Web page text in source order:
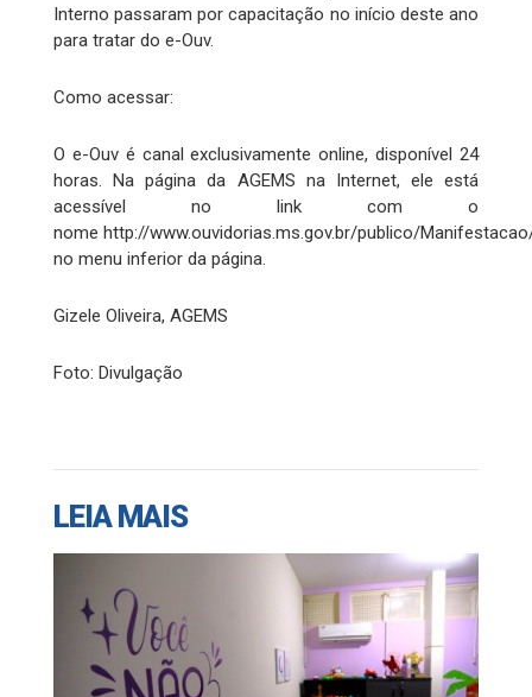
Interno passaram por capacitação no início deste ano
para tratar do e-Ouv.
Como acessar:
O e-Ouv é canal exclusivamente online, disponível 24
horas. Na página da AGEMS na Internet, ele está
acessível no link com o
nome http://www.ouvidorias.ms.gov.br/publico/
no menu inferior da página.
Gizele Oliveira, AGEMS
Foto: Divulgação
LEIA MAIS